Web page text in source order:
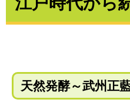
天然発酵～武州正